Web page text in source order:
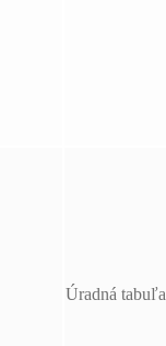
Úradná tabuľa